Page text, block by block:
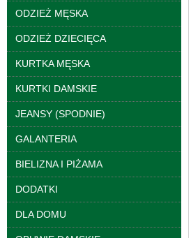
ODZIEŻ MĘSKA
ODZIEŻ DZIECIĘCA
KURTKA MĘSKA
KURTKI DAMSKIE
JEANSY (SPODNIE)
GALANTERIA
BIELIZNA I PIŻAMA
DODATKI
DLA DOMU
Bluzy damskie Roz L-
3XL. 1 kolor. Paczka
10 szt
39.00 zł
szczegóły